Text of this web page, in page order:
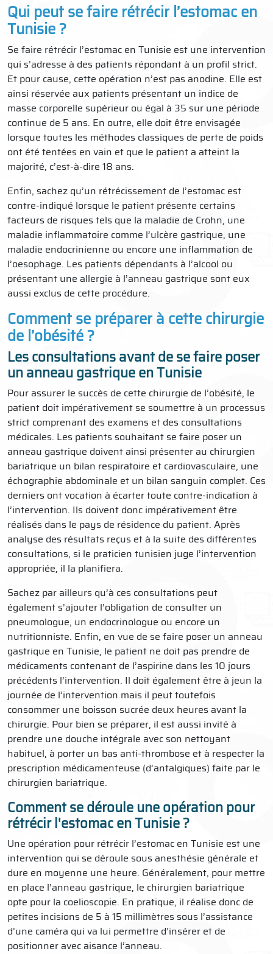
Qui peut se faire rétrécir l’estomac en
Tunisie ?
Se faire rétrécir l’estomac en Tunisie est une intervention
qui s’adresse à des patients répondant à un profil strict.
Et pour cause, cette opération n’est pas anodine. Elle est
ainsi réservée aux patients présentant un indice de
masse corporelle supérieur ou égal à 35 sur une période
continue de 5 ans. En outre, elle doit être envisagée
lorsque toutes les méthodes classiques de perte de poids
ont été tentées en vain et que le patient a atteint la
majorité, c’est-à-dire 18 ans.
Enfin, sachez qu’un rétrécissement de l’estomac est
contre-indiqué lorsque le patient présente certains
facteurs de risques tels que la maladie de Crohn, une
maladie inflammatoire comme l’ulcère gastrique, une
maladie endocrinienne ou encore une inflammation de
l’oesophage. Les patients dépendants à l’alcool ou
présentant une allergie à l’anneau gastrique sont eux
aussi exclus de cette procédure.
Comment se préparer à cette chirurgie
de l’obésité ?
Les consultations avant de se faire poser
un anneau gastrique en Tunisie
Pour assurer le succès de cette chirurgie de l’obésité, le
patient doit impérativement se soumettre à un processus
strict comprenant des examens et des consultations
médicales. Les patients souhaitant se faire poser un
anneau gastrique doivent ainsi présenter au chirurgien
bariatrique un bilan respiratoire et cardiovasculaire, une
échographie abdominale et un bilan sanguin complet. Ces
derniers ont vocation à écarter toute contre-indication à
l’intervention. Ils doivent donc impérativement être
réalisés dans le pays de résidence du patient. Après
analyse des résultats reçus et à la suite des différentes
consultations, si le praticien tunisien juge l’intervention
appropriée, il la planifiera.
Sachez par ailleurs qu’à ces consultations peut
également s’ajouter l’obligation de consulter un
pneumologue, un endocrinologue ou encore un
nutritionniste. Enfin, en vue de se faire poser un anneau
gastrique en Tunisie, le patient ne doit pas prendre de
médicaments contenant de l’aspirine dans les 10 jours
précédents l’intervention. Il doit également être à jeun la
journée de l’intervention mais il peut toutefois
consommer une boisson sucrée deux heures avant la
chirurgie. Pour bien se préparer, il est aussi invité à
prendre une douche intégrale avec son nettoyant
habituel, à porter un bas anti-thrombose et à respecter la
prescription médicamenteuse (d’antalgiques) faite par le
chirurgien bariatrique.
Comment se déroule une opération pour
rétrécir l'estomac en Tunisie ?
Une opération pour rétrécir l’estomac en Tunisie est une
intervention qui se déroule sous anesthésie générale et
dure en moyenne une heure. Généralement, pour mettre
en place l’anneau gastrique, le chirurgien bariatrique
opte pour la coelioscopie. En pratique, il réalise donc de
petites incisions de 5 à 15 millimètres sous l’assistance
d’une caméra qui va lui permettre d’insérer et de
positionner avec aisance l’anneau.